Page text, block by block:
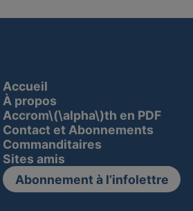
Accueil
À propos
Accrom\(\alpha\)th en PDF
Contact et Abonnements
Commanditaires
Sites amis
Abonnement à l’infolettre